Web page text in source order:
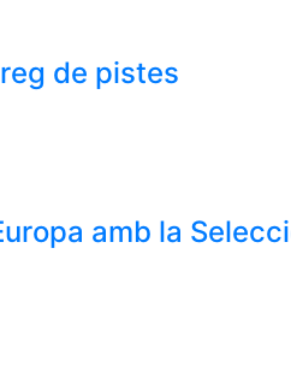
de pistes
amb la